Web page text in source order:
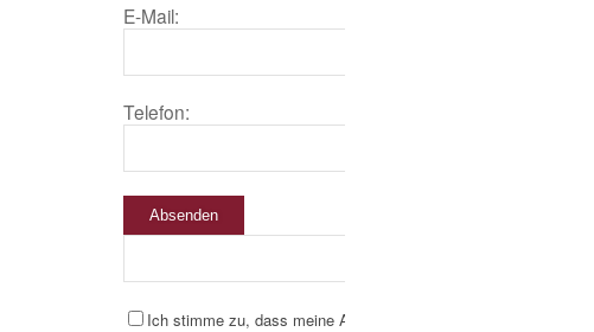
E-Mail:
Telefon:
Absenden
Ich stimme zu, dass meine Angaben aus dem Kontaktformular zur